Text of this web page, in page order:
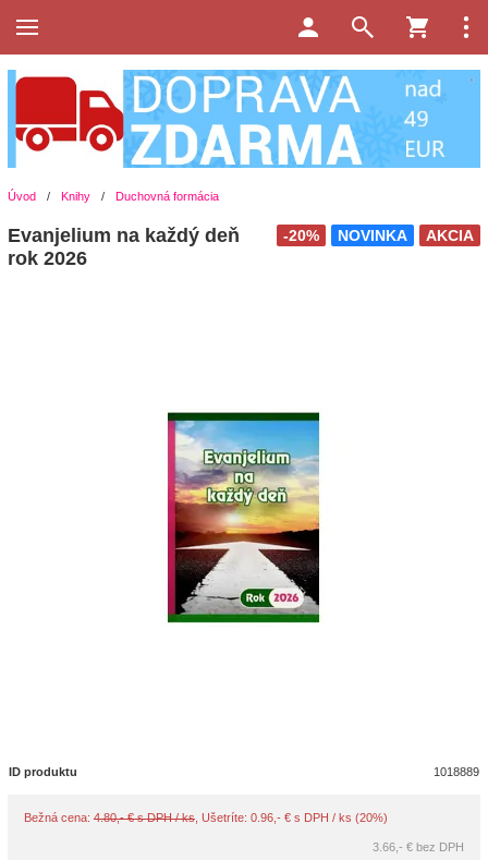
Úvod / Knihy / Duchovná formácia
AKCIA
NOVINKA
-20%
Evanjelium na každý deň
rok 2026
ID produktu 1018889
Bežná cena: 4.80,- € s DPH / ks , Ušetríte: 0.96,- € s DPH / ks (20%)
3.66,- € bez DPH